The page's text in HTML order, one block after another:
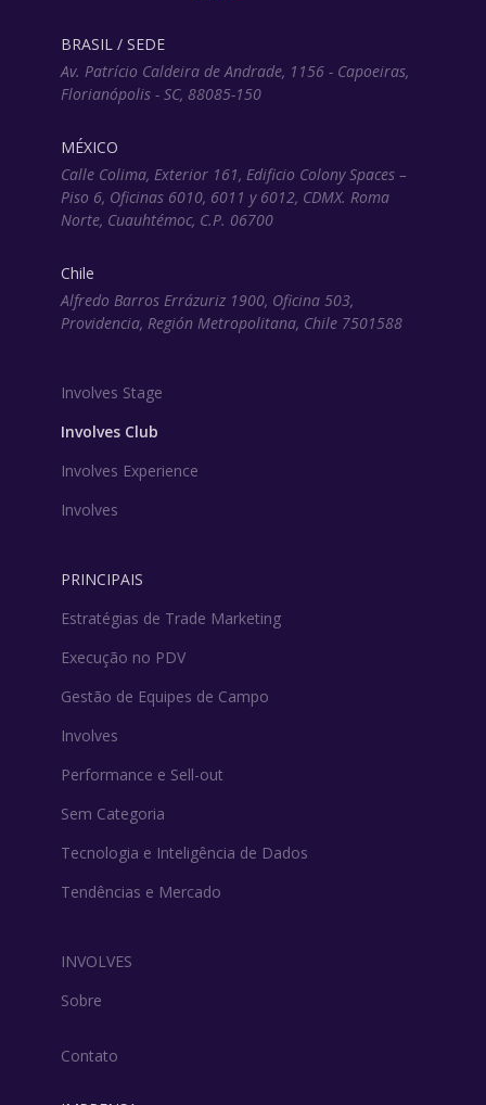
BRASIL / SEDE
Av. Patrício Caldeira de Andrade, 1156 - Capoeiras,
Florianópolis - SC, 88085-150
MÉXICO
Calle Colima, Exterior 161, Edificio Colony Spaces –
Piso 6, Oficinas 6010, 6011 y 6012, CDMX. Roma
Norte, Cuauhtémoc, C.P. 06700
Chile
Alfredo Barros Errázuriz 1900, Oficina 503,
Providencia, Región Metropolitana, Chile 7501588
Involves Stage
Involves Club
Involves Experience
Involves
PRINCIPAIS
Estratégias de Trade Marketing
Execução no PDV
Gestão de Equipes de Campo
Involves
Performance e Sell-out
Sem Categoria
Tecnologia e Inteligência de Dados
Tendências e Mercado
INVOLVES
Sobre
Contato